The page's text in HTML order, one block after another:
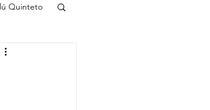
Quinteto